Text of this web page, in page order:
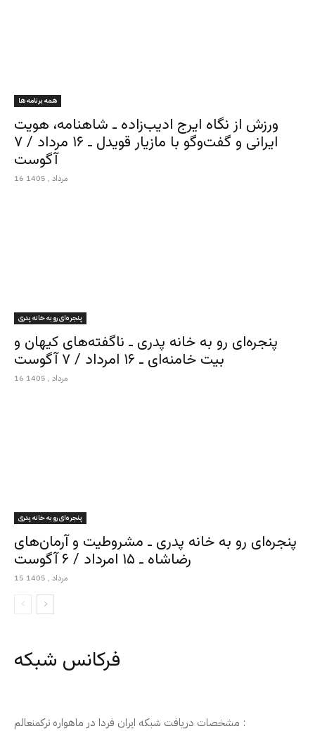
همه برنامه ها
ورزش از نگاه ایرج ادیب‌زاده ـ شاهنامه، هویت
ایرانی و گفت‌وگو با مازیار قویدل ـ ۱۶ مرداد / ۷
آگوست
16 مرداد , 1405
پنجره‌ای رو به خانه پدری
پنجره‌ای رو به خانه پدری ـ ناگفته‌های کیهان و
بیت خامنه‌ای ـ ۱۶ امرداد / ۷ آگوست
16 مرداد , 1405
پنجره‌ای رو به خانه پدری
پنجره‌ای رو به خانه پدری ـ مشروطیت و آرمان‌های
رضاشاه ـ ۱۵ امرداد / ۶ آگوست
15 مرداد , 1405
فرکانس شبکه
مشخصات دریافت شبکه ایران فردا در ماهواره ترکمنعالم :